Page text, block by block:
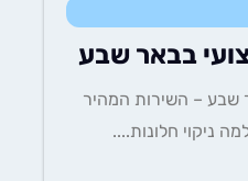
בבאר שבע
המהיר
חלונות....